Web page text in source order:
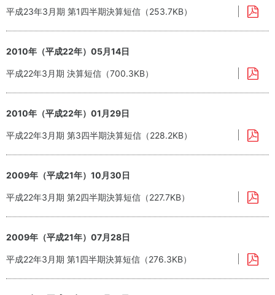
平成23年3月期 第1四半期決算短信（253.7KB）
2010年（平成22年）05月14日
平成22年3月期 決算短信（700.3KB）
2010年（平成22年）01月29日
平成22年3月期 第3四半期決算短信（228.2KB）
2009年（平成21年）10月30日
平成22年3月期 第2四半期決算短信（227.7KB）
2009年（平成21年）07月28日
平成22年3月期 第1四半期決算短信（276.3KB）